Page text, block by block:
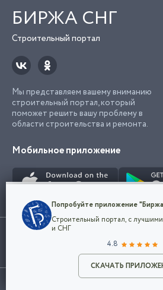
Разместить
БИРЖА СНГ
Строительный портал
Мы представляем вашему вниманию
строительный портал, который
поможет решить вашу проблему в
области строительства и ремонта.
Мобильное приложение
Использование сайта, в том числе подача
марки представленные на сайте являются
©2026Биржа СНГ
Конфиденциальность
Мы используем файлы cookie, чтобы
наш сайт удобным для каждого
Политикой конфиденциальности
и принимаете условия использования
Попробуйте приложение
Строительный портал, с
и СНГ
4.8
СКАЧАТЬ